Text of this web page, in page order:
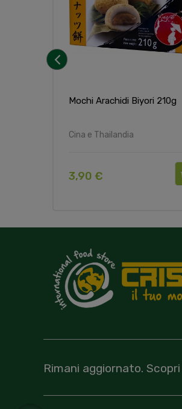
Mochi Arachidi Biyori 210g
Cina e Thailandia
3,90 €
Rimani aggiornato. Scopri